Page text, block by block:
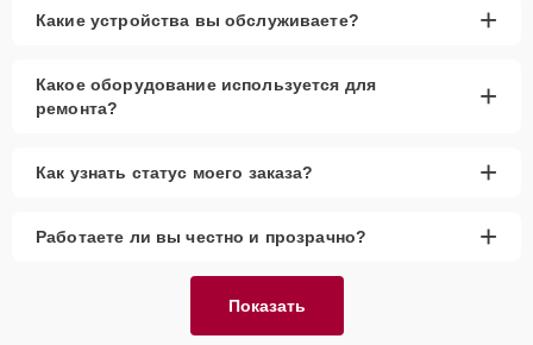
Какие устройства вы обслуживаете? +
Какое оборудование используется для
ремонта?
+
Как узнать статус моего заказа? +
Работаете ли вы честно и прозрачно? +
Показать